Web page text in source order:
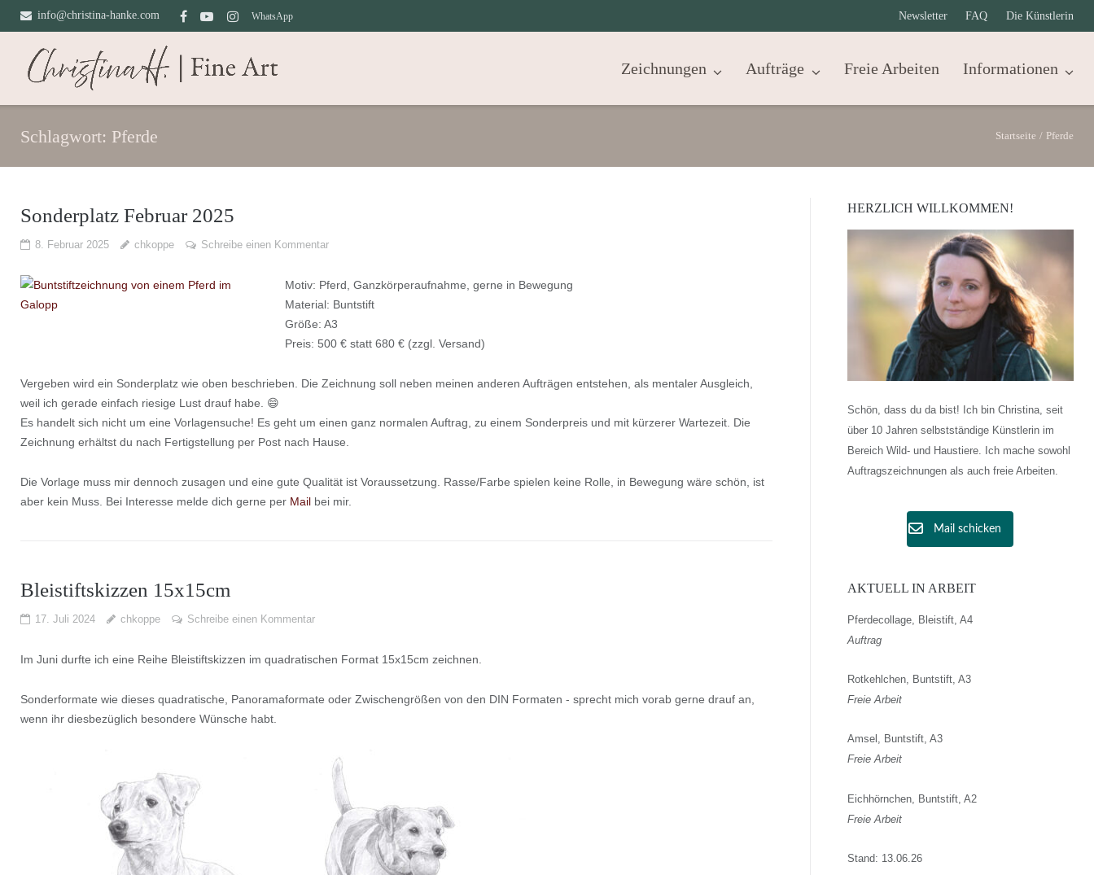
Direkt
info@christina-hanke.com WhatsApp Newsletter FAQ Die Künstlerin
Zeichnungen Aufträge Freie Arbeiten Informationen
Schlagwort: Pferde Startseite / Pferde
Sonderplatz Februar 2025
8. Februar 2025 chkoppe Schreibe einen Kommentar
Motiv: Pferd, Ganzkörperaufnahme, gerne in Bewegung
Material: Buntstift
Größe: A3
Preis: 500 € statt 680 € (zzgl. Versand)
Vergeben wird ein Sonderplatz wie oben beschrieben. Die Zeichnung soll neben meinen anderen Aufträgen entstehen, als mentaler Ausgleich,
weil ich gerade einfach riesige Lust drauf habe. 😄
Es handelt sich nicht um eine Vorlagensuche! Es geht um einen ganz normalen Auftrag, zu einem Sonderpreis und mit kürzerer Wartezeit. Die
Zeichnung erhältst du nach Fertigstellung per Post nach Hause.
Die Vorlage muss mir dennoch zusagen und eine gute Qualität ist Voraussetzung. Rasse/Farbe spielen keine Rolle, in Bewegung wäre schön, ist
aber kein Muss. Bei Interesse melde dich gerne per Mailbei mir.
Bleistiftskizzen 15x15cm
17. Juli 2024 chkoppe Schreibe einen Kommentar
Im Juni durfte ich eine Reihe Bleistiftskizzen im quadratischen Format 15x15cm zeichnen.
Sonderformate wie dieses quadratische, Panoramaformate oder Zwischengrößen von den DIN Formaten - sprecht mich vorab gerne drauf an,
wenn ihr diesbezüglich besondere Wünsche habt.
HERZLICH WILLKOMMEN!
Schön, dass du da bist! Ich bin Christina, seit
über 10 Jahren selbstständige Künstlerin im
Bereich Wild- und Haustiere. Ich mache sowohl
Auftragszeichnungen als auch freie Arbeiten.
Mail schicken
AKTUELL IN ARBEIT
Pferdecollage, Bleistift, A4
Auftrag
Rotkehlchen, Buntstift, A3
Freie Arbeit
Amsel, Buntstift, A3
Freie Arbeit
Eichhörnchen, Buntstift, A2
Freie Arbeit
Stand: 13.06.26